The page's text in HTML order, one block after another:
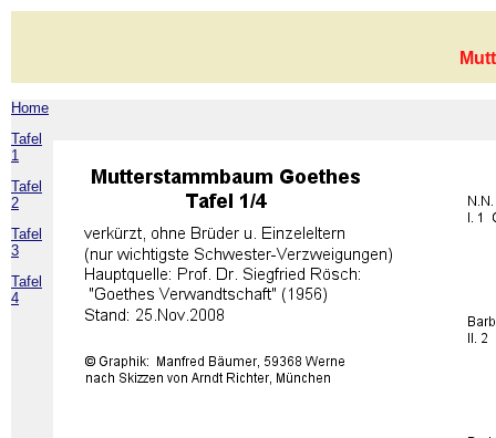
Home
Tafel
1
Tafel
2
Tafel
3
Tafel
4